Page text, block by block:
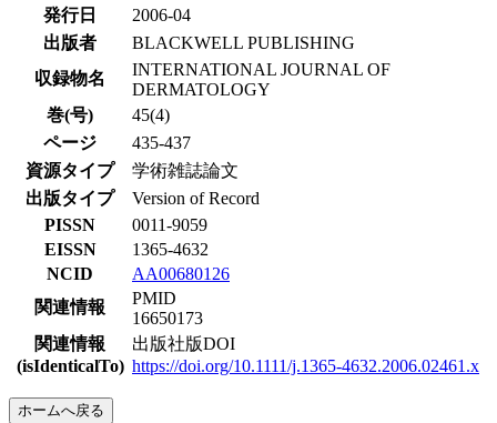
発行日
2006-04
出版者
BLACKWELL PUBLISHING
収録物名
INTERNATIONAL JOURNAL OF
DERMATOLOGY
巻(号)
45(4)
ページ
435-437
資源タイプ
学術雑誌論文
出版タイプ
Version of Record
PISSN
0011-9059
EISSN
1365-4632
NCID
AA00680126
関連情報
PMID
16650173
関連情報
(isIdenticalTo)
出版社版DOI
https://doi.org/10.1111/j.1365-4632.2006.02461.x
ホームへ戻る